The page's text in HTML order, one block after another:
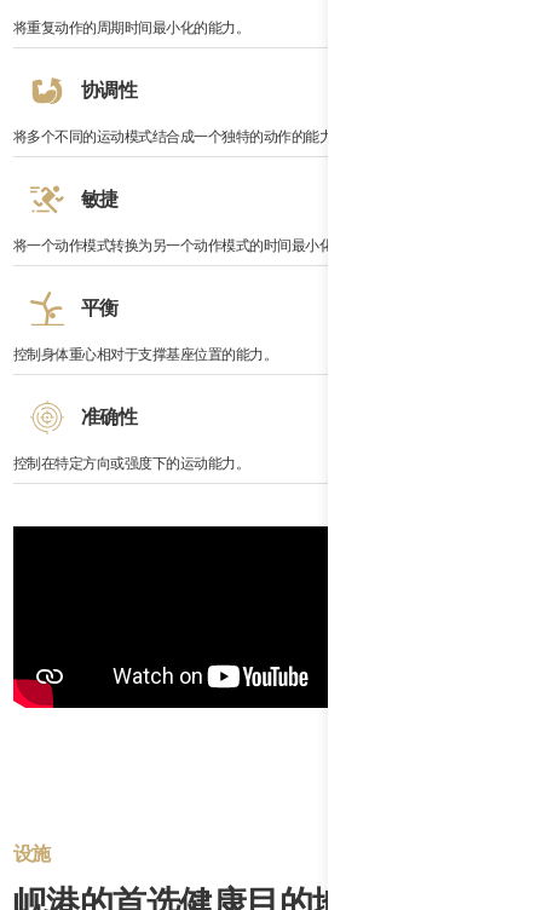
将重复动作的周期时间最小化的能力。
协调性
将多个不同的运动模式结合成一个独特的动作的能力。
敏捷
将一个动作模式转换为另一个动作模式的时间最小化的能力。
平衡
控制身体重心相对于支撑基座位置的能力。
准确性
控制在特定方向或强度下的运动能力。
设施